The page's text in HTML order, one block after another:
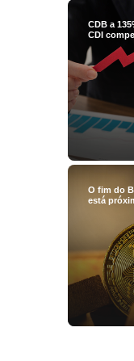
CDB a
CDI
O fim do
está